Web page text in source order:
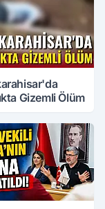
Gizemli Ölüm